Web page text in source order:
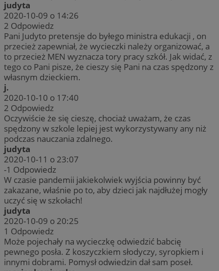
judyta
2020-10-09 o 14:26
2 Odpowiedz
Pani Judyto pretensje do byłego ministra edukacji , on
przecież zapewniał, że wycieczki należy organizować, a
to przecież MEN wyznacza tory pracy szkół. Jak widać, z
tego co Pani pisze, że cieszy się Pani na czas spędzony z
własnym dzieckiem.
j.
2020-10-10 o 17:40
2 Odpowiedz
Oczywiście że się cieszę, chociaż uważam, że czas
spędzony w szkole lepiej jest wykorzystywany any niż
podczas nauczania zdalnego.
judyta
2020-10-11 o 23:07
-1 Odpowiedz
W czasie pandemii jakiekolwiek wyjścia powinny być
zakazane, właśnie po to, aby dzieci jak najdłużej mogły
uczyć się w szkołach!
judyta
2020-10-09 o 20:25
1 Odpowiedz
Może pojechały na wycieczkę odwiedzić babcię
pewnego posła. Z koszyczkiem słodyczy, syropkiem i
innymi dobrami. Pomysł odwiedzin dał sam poseł.